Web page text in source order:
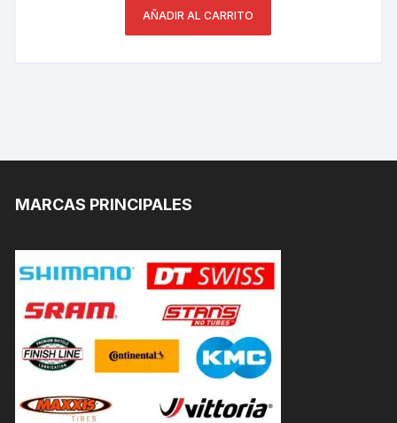
AÑADIR AL CARRITO
MARCAS PRINCIPALES